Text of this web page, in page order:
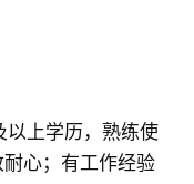
以上学历，熟练使
心；有工作经验